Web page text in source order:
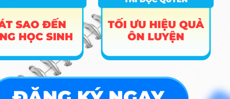
6 Kinh tế
A00; A01;
C01; C03;
C04; D01;
X26
18 18
7 Kinh tế số
C04; D01;
18 18 18
8 Tâm lý học
C01; C03;
C04; D01;
18